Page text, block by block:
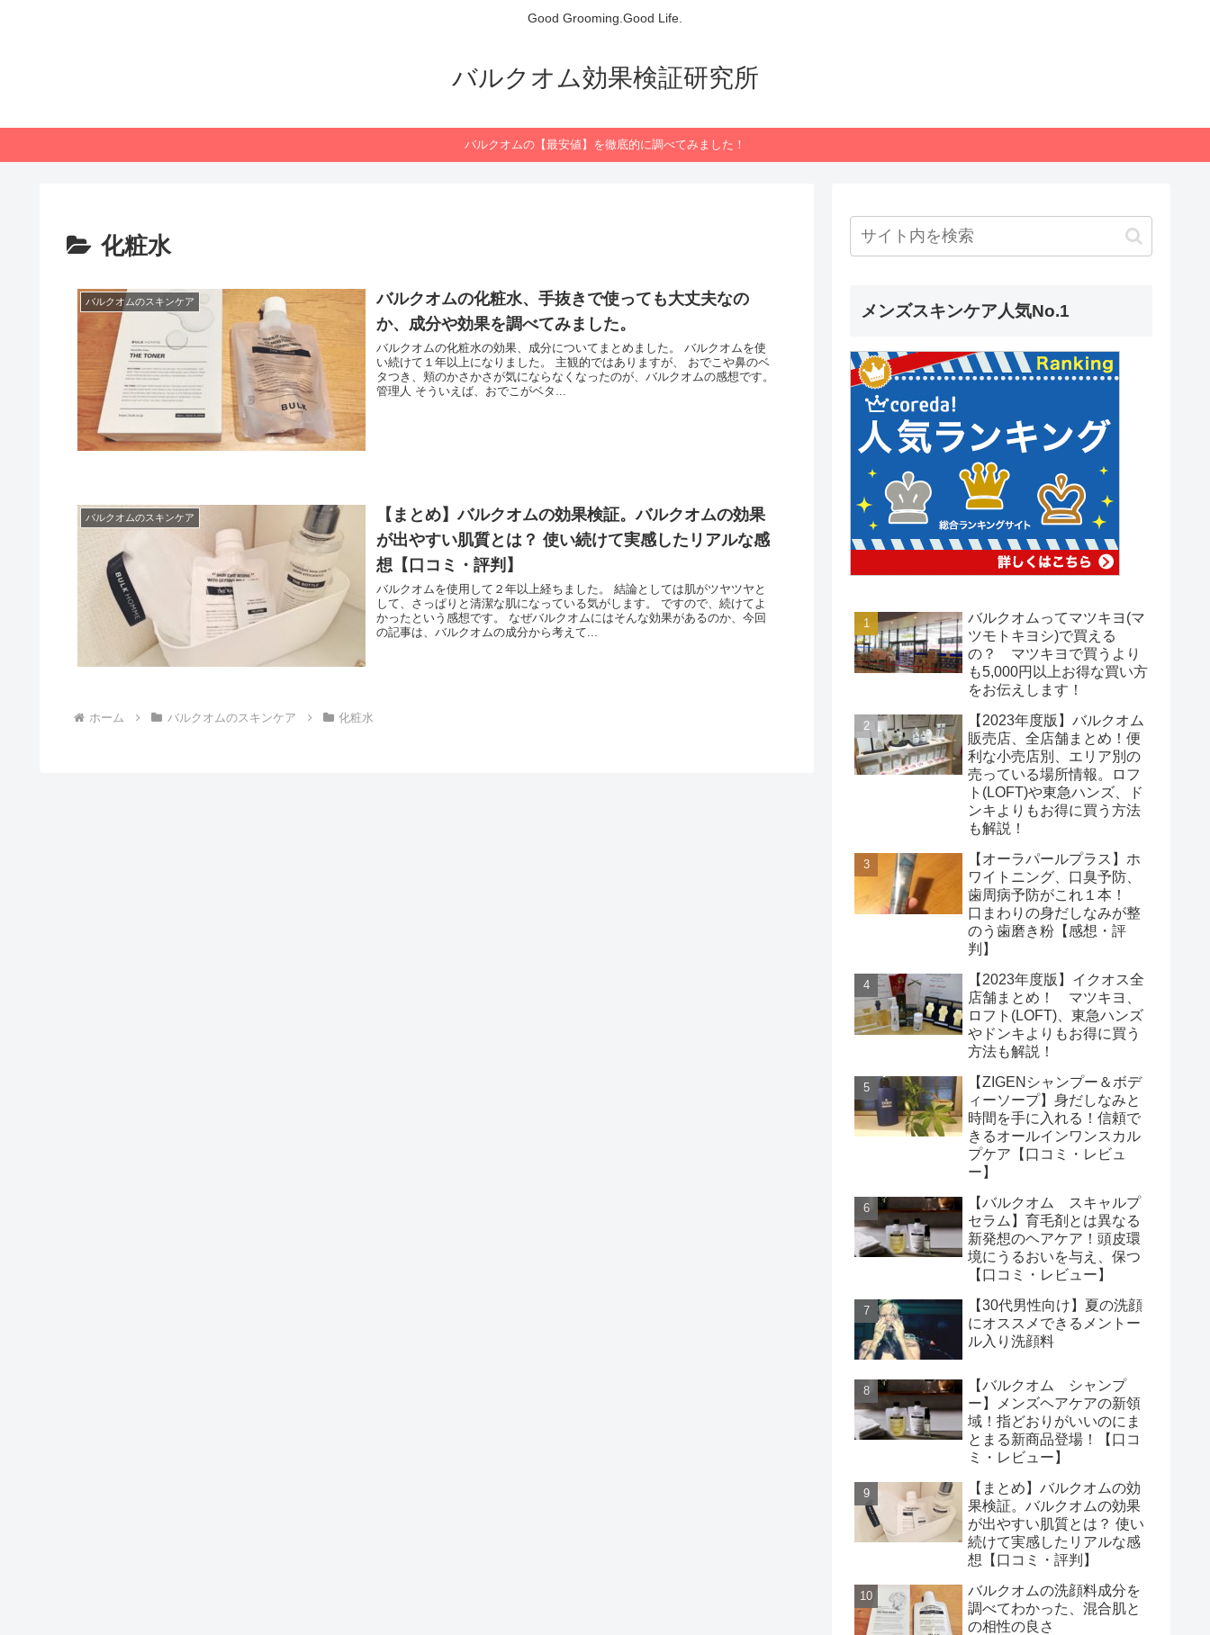
Good Grooming.Good Life.
バルクオム効果検証研究所
バルクオムの【最安値】を徹底的に調べてみました！
化粧水
バルクオムのスキンケア
バルクオムの化粧水、手抜きで使っても大丈夫なの
か、成分や効果を調べてみました。
バルクオムの化粧水の効果、成分についてまとめました。 バルクオムを使
い続けて１年以上になりました。 主観的ではありますが、 おでこや鼻のベ
タつき、頬のかさかさが気にならなくなったのが、バルクオムの感想です。
管理人 そういえば、おでこがベタ...
バルクオムのスキンケア
【まとめ】バルクオムの効果検証。バルクオムの効果
が出やすい肌質とは？ 使い続けて実感したリアルな感
想【口コミ・評判】 ​
バルクオムを使用して２年以上経ちました。 結論としては肌がツヤツヤと
して、さっぱりと清潔な肌になっている気がします。 ですので、続けてよ
かったという感想です。 なぜバルクオムにはそんな効果があるのか、今回
の記事は、バルクオムの成分から考えて...
ホーム バルクオムのスキンケア 化粧水
メンズスキンケア人気No.1
バルクオムってマツキヨ(マ
ツモトキヨシ)で買える
の？ マツキヨで買うより
も5,000円以上お得な買い方
をお伝えします！
【2023年度版】バルクオム
販売店、全店舗まとめ！便
利な小売店別、エリア別の
売っている場所情報。ロフ
ト(LOFT)や東急ハンズ、ド
ンキよりもお得に買う方法
も解説！
【オーラパールプラス】ホ
ワイトニング、口臭予防、
歯周病予防がこれ１本！
口まわりの身だしなみが整
のう歯磨き粉【感想・評
判】
【2023年度版】イクオス全
店舗まとめ！ マツキヨ、
ロフト(LOFT)、東急ハンズ
やドンキよりもお得に買う
方法も解説！
【ZIGENシャンプー＆ボデ
ィーソープ】身だしなみと
時間を手に入れる！信頼で
きるオールインワンスカル
プケア【口コミ・レビュ
ー】
【バルクオム スキャルプ
セラム】育毛剤とは異なる
新発想のヘアケア！頭皮環
境にうるおいを与え、保つ
【口コミ・レビュー】
【30代男性向け】夏の洗顔
にオススメできるメントー
ル入り洗顔料
【バルクオム シャンプ
ー】メンズヘアケアの新領
域！指どおりがいいのにま
とまる新商品登場！【口コ
ミ・レビュー】
【まとめ】バルクオムの効
果検証。バルクオムの効果
が出やすい肌質とは？ 使い
続けて実感したリアルな感
想【口コミ・評判】 ​
バルクオムの洗顔料成分を
調べてわかった、混合肌と
の相性の良さ